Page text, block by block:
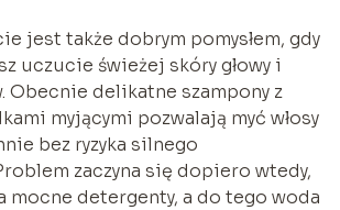
jest także dobrym pomysłem, gdy
uczucie świeżej skóry głowy i
Obecnie delikatne szampony z
myjącymi pozwalają myć włosy
bez ryzyka silnego
zaczyna się dopiero wtedy,
mocne detergenty, a do tego woda